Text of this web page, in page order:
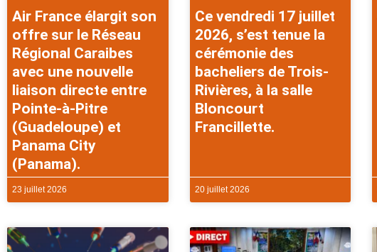
Air France élargit son
offre sur le Réseau
Régional Caraibes
avec une nouvelle
liaison directe entre
Pointe-à-Pitre
(Guadeloupe) et
Panama City
(Panama).
23 juillet 2026
Ce vendredi 17 juillet
2026, s’est tenue la
cérémonie des
bacheliers de Trois-
Rivières, à la salle
Bloncourt
Francillette.
20 juillet 2026